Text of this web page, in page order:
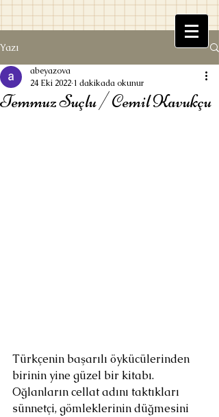
Beyaz Kitaplık
Yazı
Temmuz Suçlu / Cemil Kavukçu
abeyazova
24 Eki 2022 1 dakikada okunur
Türkçenin başarılı öykücülerinden
birinin yine güzel bir kitabı.
Oğlanların cellat adını taktıkları
sünnetçi, gömleklerinin düğmesini